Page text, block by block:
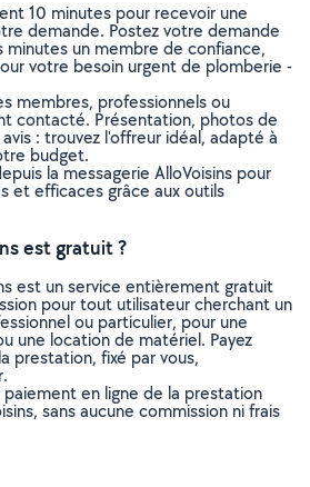
10 minutes pour recevoir une
demande. Postez votre demande
un membre de confiance,
votre besoin urgent de plomberie -
membres, professionnels ou
contacté. Présentation, photos de
: trouvez l'offreur idéal, adapté à
budget.
la messagerie AlloVoisins pour
et efficaces grâce aux outils
est gratuit ?
est un service entièrement gratuit
pour tout utilisateur cherchant un
ou particulier, pour une
une location de matériel. Payez
prestation, fixé par vous,
paiement en ligne de la prestation
sans aucune commission ni frais